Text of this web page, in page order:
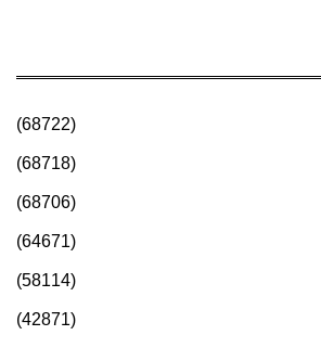
(68722)
(68718)
(68706)
(64671)
(58114)
(42871)